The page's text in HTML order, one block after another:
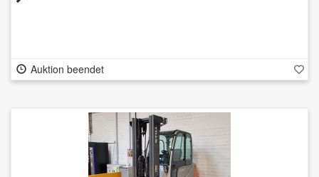
Auktion beendet